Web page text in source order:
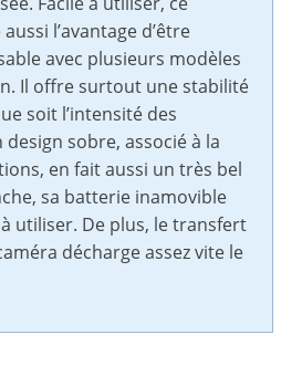
l’avantage d’être
avec plusieurs modèles
Il offre surtout une stabilité
soit l’intensité des
sobre, associé à la
en fait aussi un très bel
sa batterie inamovible
utiliser. De plus, le transfert
décharge assez vite le